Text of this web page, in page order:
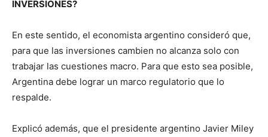
INVERSIONES?
En este sentido, el economista argentino consideró que,
para que las inversiones cambien no alcanza solo con
trabajar las cuestiones macro. Para que esto sea posible,
Argentina debe lograr un marco regulatorio que lo
respalde.
Explicó además, que el presidente argentino Javier Miley